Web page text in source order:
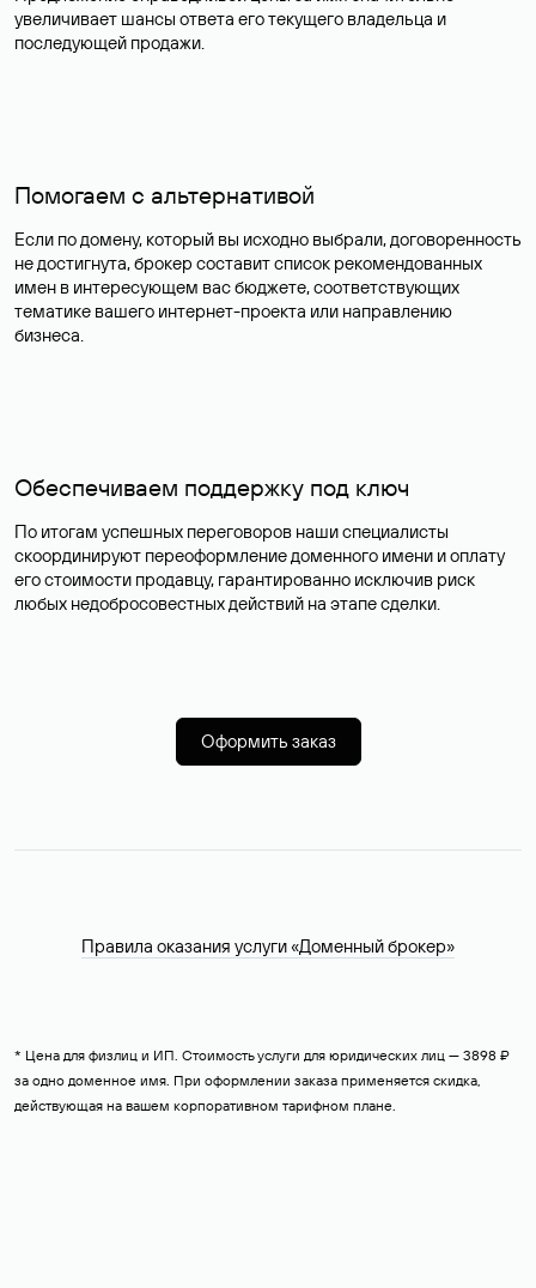
увеличивает шансы ответа его текущего владельца и
последующей продажи.
Помогаем с альтернативой
Если по домену, который вы исходно выбрали, договоренность
не достигнута, брокер составит список рекомендованных
имен в интересующем вас бюджете, соответствующих
тематике вашего интернет-проекта или направлению
бизнеса.
Обеспечиваем поддержку под ключ
По итогам успешных переговоров наши специалисты
скоординируют переоформление доменного имени и оплату
его стоимости продавцу, гарантированно исключив риск
любых недобросовестных действий на этапе сделки.
Оформить заказ
Правила оказания услуги «Доменный брокер»
* Цена для физлиц и ИП. Стоимость услуги для юридических лиц — 3898 ₽
за одно доменное имя. При оформлении заказа применяется скидка,
действующая на вашем корпоративном тарифном плане.